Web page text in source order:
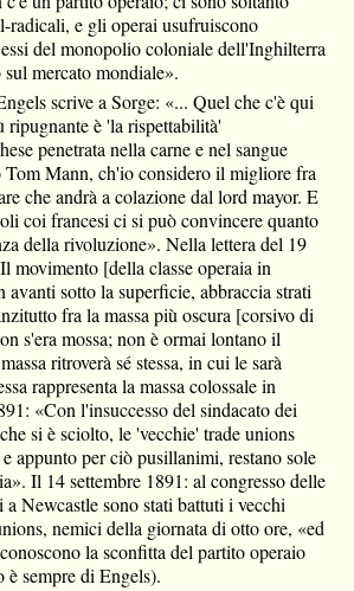
radicali, e gli operai usufruiscono
del monopolio coloniale dell'Inghilterra
mercato mondiale».
scrive a Sorge: «... Quel che c'è qui
è 'la rispettabilità'
penetrata nella carne e nel sangue
Mann, ch'io considero il migliore fra
che andrà a colazione dal lord mayor. E
coi francesi ci si può convincere quanto
della rivoluzione». Nella lettera del 19
movimento [della classe operaia in
sotto la superficie, abbraccia strati
fra la massa più oscura [corsivo di
s'era mossa; non è ormai lontano il
ritroverà sé stessa, in cui le sarà
rappresenta la massa colossale in
«Con l'insuccesso del sindacato dei
si è sciolto, le 'vecchie' trade unions
appunto per ciò pusillanimi, restano sole
Il 14 settembre 1891: al congresso delle
a Newcastle sono stati battuti i vecchi
nemici della giornata di otto ore, «ed
la sconfitta del partito operaio
sempre di Engels).